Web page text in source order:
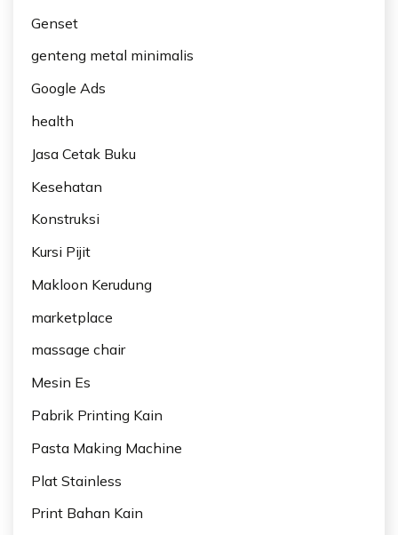
Genset
genteng metal minimalis
Google Ads
health
Jasa Cetak Buku
Kesehatan
Konstruksi
Kursi Pijit
Makloon Kerudung
marketplace
massage chair
Mesin Es
Pabrik Printing Kain
Pasta Making Machine
Plat Stainless
Print Bahan Kain